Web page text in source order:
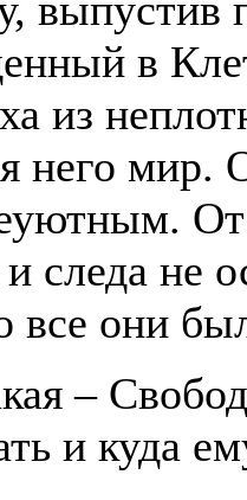
выпустив
в
из
него мир.
От
следа не
все они
–
и куда